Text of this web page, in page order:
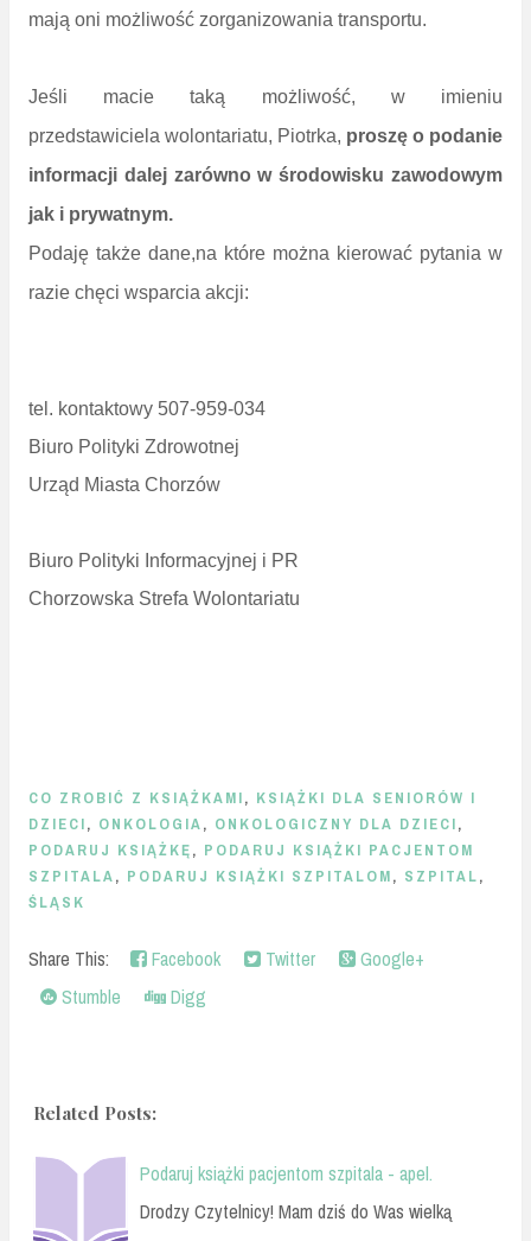
mają oni możliwość zorganizowania transportu.
Jeśli macie taką możliwość, w imieniu
przedstawiciela wolontariatu, Piotrka, proszę o podanie
informacji dalej zarówno w środowisku zawodowym
jak i prywatnym.
Podaję także dane,na które można kierować pytania w
razie chęci wsparcia akcji:
tel. kontaktowy 507-959-034
Biuro Polityki Zdrowotnej
Urząd Miasta Chorzów
Biuro Polityki Informacyjnej i PR
Chorzowska Strefa Wolontariatu
CO ZROBIĆ Z KSIĄŻKAMI, KSIĄŻKI DLA SENIORÓW I
DZIECI, ONKOLOGIA, ONKOLOGICZNY DLA DZIECI,
PODARUJ KSIĄŻKĘ, PODARUJ KSIĄŻKI PACJENTOM
SZPITALA, PODARUJ KSIĄŻKI SZPITALOM, SZPITAL,
ŚLĄSK
Share This: Facebook Twitter
Google+
Stumble
Digg
Related Posts:
Podaruj książki pacjentom szpitala - apel.
Drodzy Czytelnicy! Mam dziś do Was wielką